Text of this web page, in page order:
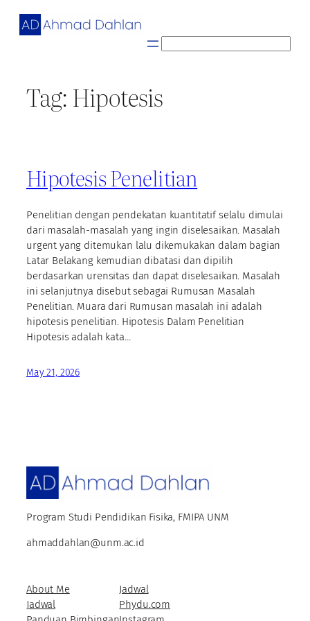
Skip
c
Tag: Hipotesis
Hipotesis Penelitian
Penelitian dengan pendekatan kuantitatif selalu dimulai
dari masalah-masalah yang ingin diselesaikan. Masalah
urgent yang ditemukan lalu dikemukakan dalam bagian
Latar Belakang kemudian dibatasi dan dipilih
berdasarkan urensitas dan dapat diselesaikan. Masalah
ini selanjutnya disebut sebagai Rumusan Masalah
Penelitian. Muara dari Rumusan masalah ini adalah
hipotesis penelitian. Hipotesis Dalam Penelitian
Hipotesis adalah kata…
May 21, 2026
Program Studi Pendidikan Fisika, FMIPA UNM
ahmaddahlan@unm.ac.id
About Me
Jadwal
Jadwal
Phydu.com